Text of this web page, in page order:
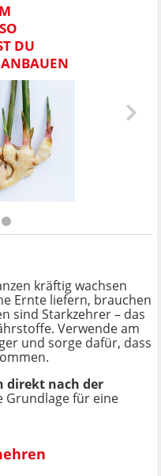
DU
ANBAUEN
kräftig wachsen
Ernte liefern, brauchen
sind Starkzehrer – das
Verwende am
und sorge dafür, dass
direkt nach der
Grundlage für eine